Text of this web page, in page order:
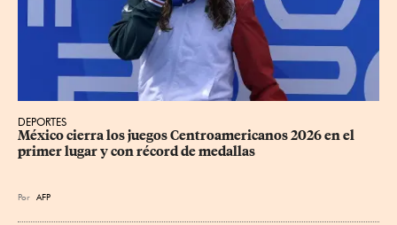
DEPORTES
México cierra los juegos Centroamericanos 2026 en el
primer lugar y con récord de medallas
Por AFP